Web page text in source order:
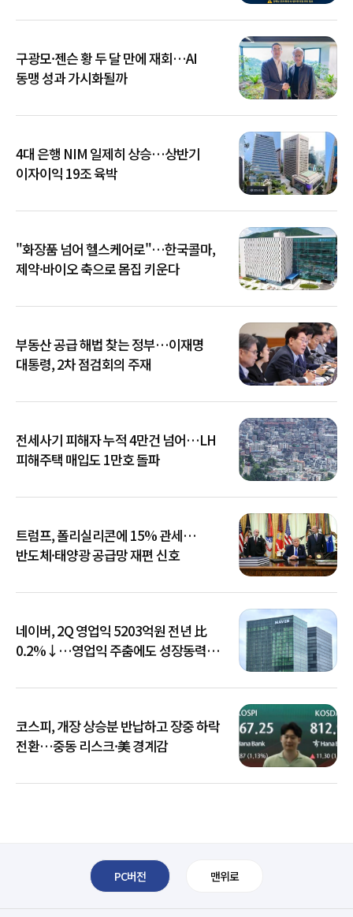
구광모·젠슨 황 두 달 만에 재회…AI
동맹 성과 가시화될까
4대 은행 NIM 일제히 상승…상반기
이자이익 19조 육박
"화장품 넘어 헬스케어로"…한국콜마,
제약·바이오 축으로 몸집 키운다
부동산 공급 해법 찾는 정부…이재명
대통령, 2차 점검회의 주재
전세사기 피해자 누적 4만건 넘어…LH
피해주택 매입도 1만호 돌파
트럼프, 폴리실리콘에 15% 관세…
반도체·태양광 공급망 재편 신호
네이버, 2Q 영업익 5203억원 전년 比
0.2%↓…영업익 주춤에도 성장동력
코스피, 개장 상승분 반납하고 장중 하락
전환…중동 리스크·美 경계감
PC버전 맨위로